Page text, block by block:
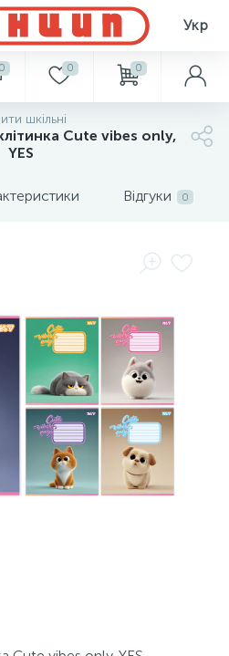
Укр
0 0 0
шкільні
Cute vibes only,
YES
Відгуки 0